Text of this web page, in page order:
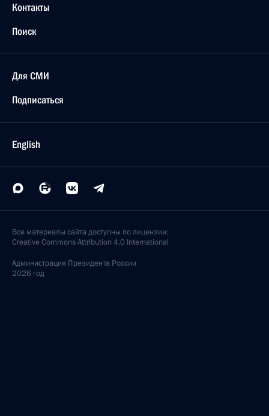
Контакты
Поиск
Для СМИ
Подписаться
English
Все материалы сайта доступны по лицензии:
Creative Commons Attribution 4.0 International
Администрация Президента России
2026 год